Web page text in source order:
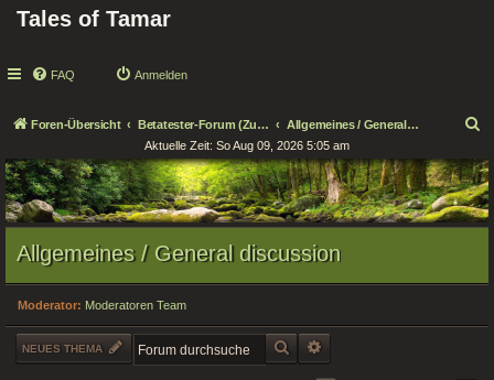
Tales of Tamar
FAQ Anmelden
Foren-Übersicht Betatester-Forum (Zugang nur für Tester!) Allgemeines / General discussion
c
h
e
Aktuelle Zeit: So Aug 09, 2026 5:05 am
Allgemeines / General discussion
Moderator: Moderatoren Team
NEUES THEMA SUCHE